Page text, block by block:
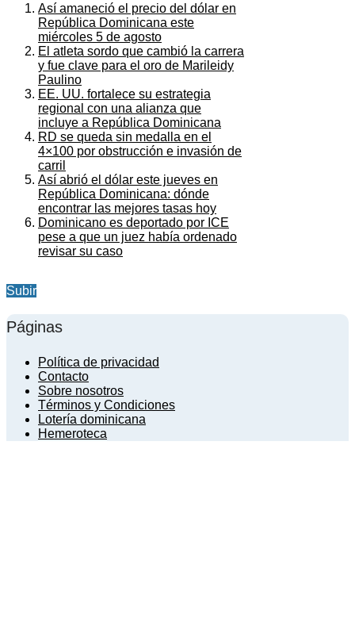
Así amaneció el precio del dólar en
República Dominicana este
miércoles 5 de agosto
El atleta sordo que cambió la carrera
y fue clave para el oro de Marileidy
Paulino
EE. UU. fortalece su estrategia
regional con una alianza que
incluye a República Dominicana
RD se queda sin medalla en el
4×100 por obstrucción e invasión de
carril
Así abrió el dólar este jueves en
República Dominicana: dónde
encontrar las mejores tasas hoy
Dominicano es deportado por ICE
pese a que un juez había ordenado
revisar su caso
Subir
Páginas
Política de privacidad
Contacto
Sobre nosotros
Términos y Condiciones
Lotería dominicana
Hemeroteca